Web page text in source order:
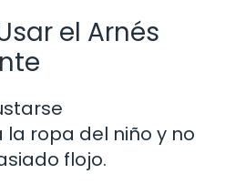
el Arnés
ropa del niño y no
flojo.